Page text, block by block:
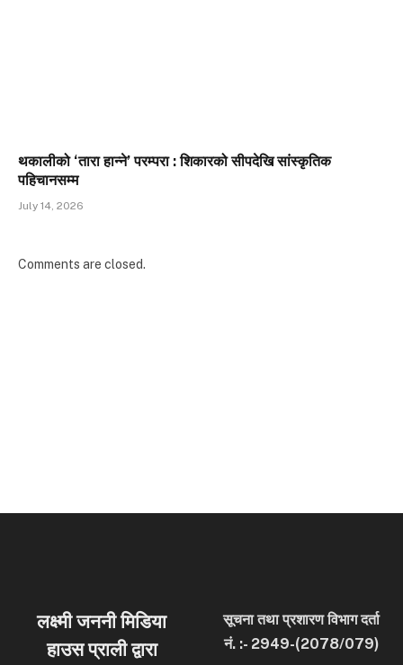
थकालीको ‘तारा हान्ने’ परम्परा : शिकारको सीपदेखि सांस्कृतिक
पहिचानसम्म
July 14, 2026
Comments are closed.
लक्ष्मी जननी मिडिया
हाउस प्राली द्वारा
सूचना तथा प्रशारण विभाग दर्ता
नं. :- 2949-(2078/079)